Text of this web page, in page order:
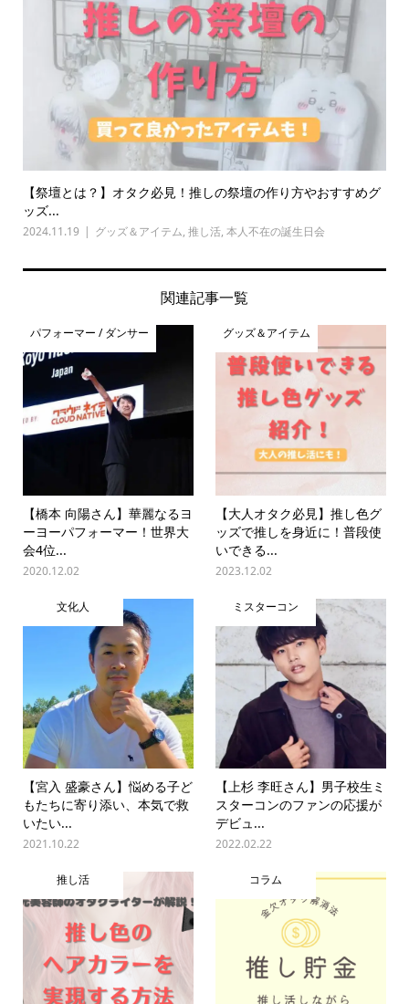
【祭壇とは？】オタク必見！推しの祭壇の作り方やおすすめグ
ッズ...
2024.11.19 グッズ＆アイテム, 推し活, 本人不在の誕生日会
関連記事一覧
パフォーマー / ダンサー
【橋本 向陽さん】華麗なるヨ
ーヨーパフォーマー！世界大
会4位...
2020.12.02
グッズ＆アイテム
【大人オタク必見】推し色グ
ッズで推しを身近に！普段使
いできる...
2023.12.02
文化人
【宮入 盛豪さん】悩める子ど
もたちに寄り添い、本気で救
いたい...
2021.10.22
ミスターコン
【上杉 李旺さん】男子校生ミ
スターコンのファンの応援が
デビュ...
2022.02.22
推し活 コラム